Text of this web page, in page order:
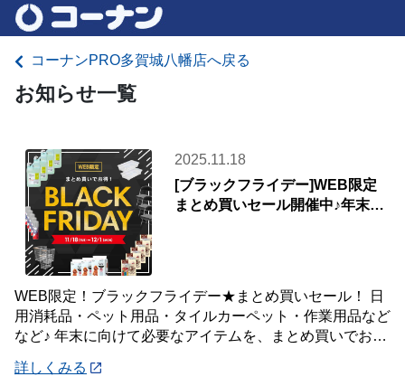
コーナンPRO多賀城八幡店へ戻る
お知らせ一覧
2025.11.18
[ブラックフライデー]WEB限定
まとめ買いセール開催中♪年末の
WEB限定！ブラックフライデー★まとめ買いセール！ 日
用消耗品・ペット用品・タイルカーペット・作業用品など
など♪ 年末に向けて必要なアイテムを、まとめ買いでお得
詳しくみる